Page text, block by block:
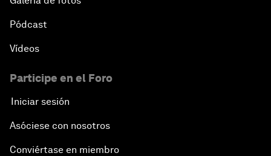
Pódcast
Vídeos
Participe en el Foro
Iniciar sesión
Asóciese con nosotros
Conviértase en miembro